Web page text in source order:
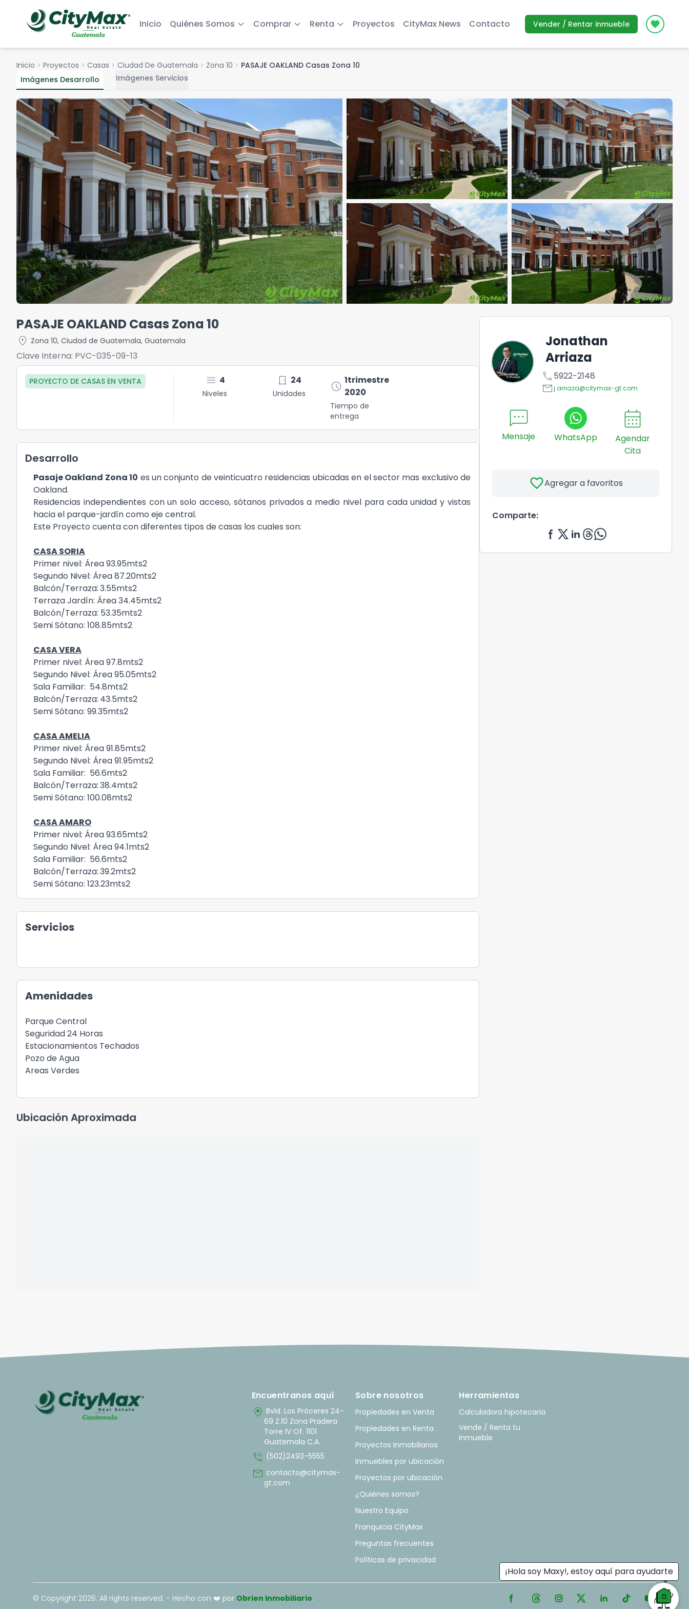
¡Hola soy Maxy!, estoy aquí para ayudarte
Inicio Quiénes Somos Comprar Renta Proyectos CityMax News Contacto Vender / Rentar inmueble Icon
Inicio chevron_right Proyectos chevron_right Casas chevron_right Ciudad De Guatemala chevron_right Zona 10 chevron_right PASAJE OAKLAND Casas Zona 10
Imágenes Desarrollo
Imágenes Servicios
PASAJE OAKLAND Casas Zona 10
location_on Zona 10, Ciudad de Guatemala, Guatemala
Clave Interna: PVC-035-09-13
PROYECTO DE CASAS EN VENTA menu 4
Niveles
door_front 24
Unidades schedule 1trimestre
2020
Tiempo de
entrega
Desarrollo
Pasaje Oakland Zona 10 es un conjunto de veinticuatro residencias ubicadas en el sector mas exclusivo de
Oakland.
Residencias independientes con un solo acceso, sótanos privados a medio nivel para cada unidad y vistas
hacia el parque-jardín como eje central.
Este Proyecto cuenta con diferentes tipos de casas los cuales son:
CASA SORIA
Primer nivel: Área 93.95mts2
Segundo Nivel: Área 87.20mts2
Balcón/Terraza:3.55mts2
Terraza Jardín: Área 34.45mts2
Balcón/Terraza: 53.35mts2
Semi Sótano: 108.85mts2
CASA VERA
Primer nivel: Área 97.8mts2
Segundo Nivel: Área 95.05mts2
Sala Familiar: 54.8mts2
Balcón/Terraza: 43.5mts2
Semi Sótano: 99.35mts2
CASA AMELIA
Primer nivel: Área 91.85mts2
Segundo Nivel: Área 91.95mts2
Sala Familiar: 56.6mts2
Balcón/Terraza:38.4mts2
Semi Sótano: 100.08mts2
CASA AMARO
Primer nivel: Área 93.65mts2
Segundo Nivel: Área 94.1mts2
Sala Familiar: 56.6mts2
Balcón/Terraza:39.2mts2
Semi Sótano: 123.23mts2
Servicios
Amenidades
Parque Central
Seguridad 24 Horas
Estacionamientos Techados
Pozo de Agua
Areas Verdes
Ubicación Aproximada
Jonathan
Arriaza
call 5922-2148
emailj.arriaza@citymax-gt.com
sms
Mensaje WhatsApp
calendar_month
Agendar
Cita
favoriteAgregar a favoritos
Comparte:
Encuentranos aquí
home_pin Bvld. Los Próceres 24-
69 Z.10 Zona Pradera
Torre IV Of. 1101
Guatemala C.A.
phone_in_talk (502)2493-5555
mail contacto@citymax-
gt.com
Sobre nosotros
Propiedades en Venta
Propiedades en Renta
Proyectos Inmobiliarios
Inmuebles por ubicación
Proyectos por ubicación
¿Quiénes somos?
Nuestro Equipo
Franquicia CityMax
Preguntas frecuentes
Políticas de privacidad
Herramientas
Calculadora hipotecaria
Vende / Renta tu
inmueble
© Copyright 2026. All rights reserved. - Hecho con ❤️ por Obrien Inmobiliario.